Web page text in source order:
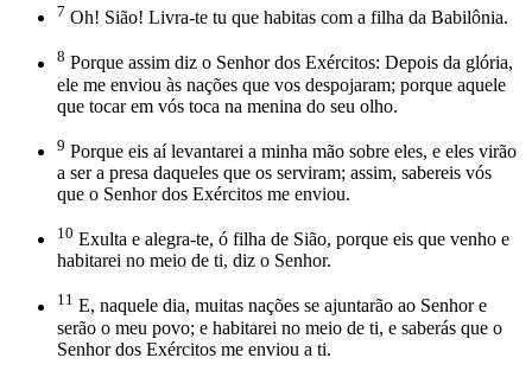
7 Oh! Sião! Livra-te tu que habitas com a filha da Babilônia.
8 Porque assim diz o Senhor dos Exércitos: Depois da glória,
ele me enviou às nações que vos despojaram; porque aquele
que tocar em vós toca na menina do seu olho.
9 Porque eis aí levantarei a minha mão sobre eles, e eles virão
a ser a presa daqueles que os serviram; assim, sabereis vós
que o Senhor dos Exércitos me enviou.
10 Exulta e alegra-te, ó filha de Sião, porque eis que venho e
habitarei no meio de ti, diz o Senhor.
11 E, naquele dia, muitas nações se ajuntarão ao Senhor e
serão o meu povo; e habitarei no meio de ti, e saberás que o
Senhor dos Exércitos me enviou a ti.